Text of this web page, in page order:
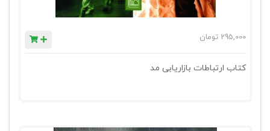
295,000 تومان
کتاب ارتباطات بازاریابی مد